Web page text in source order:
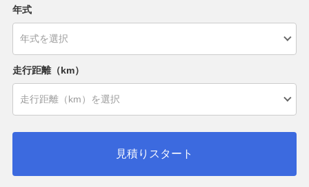
年式
走行距離（km）
見積りスタート